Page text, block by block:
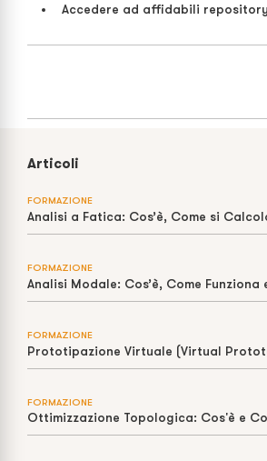
Accedere ad affidabili
Articoli
FORMAZIONE
FORMAZIONE
FORMAZIONE
FORMAZIONE